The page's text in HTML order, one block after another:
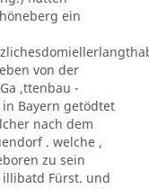
ein
von der
,ttenbau -
in Bayern getödtet
nach dem
. welche ,
zu sein
Fürst. und